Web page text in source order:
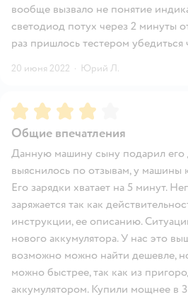
вообще вызвало не понятие
светодиод потух через 2 минуты
раз пришлось тестером убедиться
20 июня 2022 · Юрий Л.
Рейтинг:4
Общие впечатления
Данную машину сыну подарил его
выяснилось по отзывам, у машины
Его зарядки хватает на 5 минут.
заряжается так как
инструкции, ее описанию.
нового аккумулятора. У нас это
возможно можно найти дешевле,
можно быстрее, так как из
аккумулятором. Купили мощнее в